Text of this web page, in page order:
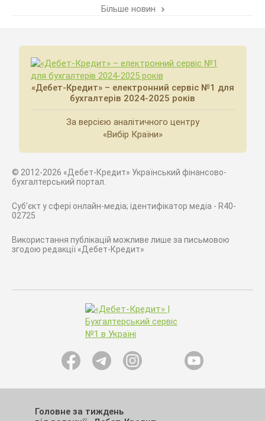
Більше новин
«Дебет-Кредит» – електронний сервіс №1 для
бухгалтерів 2024-2025 років
За версією аналітичного центру
«Вибір Країни»
© 2012-2026 «Дебет-Кредит» Український фінансово-
бухгалтерський портал.
Суб'єкт у сфері онлайн-медіа; ідентифікатор медіа - R40-
02725
Використання публікацій можливе лише за письмовою
згодою редакції «Дебет-Кредит»
Головне за тиждень